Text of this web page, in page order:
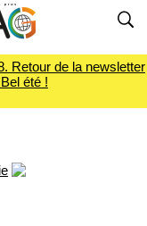
Retour de la newsletter
été !